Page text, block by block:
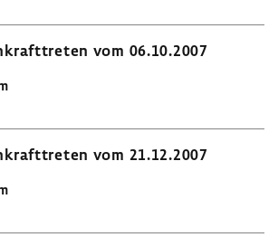
vom 06.10.2007
vom 21.12.2007